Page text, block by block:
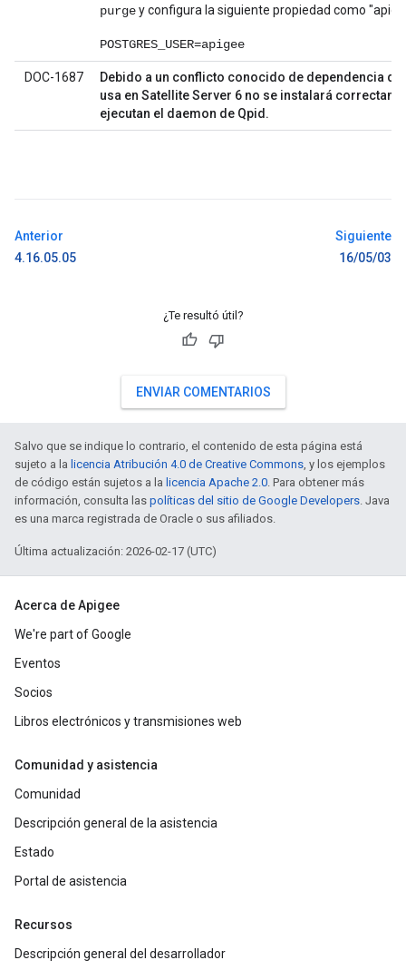
purgey configura la siguiente propiedad como
POSTGRES_USER=apigee
DOC-1687
Debido a un conflicto conocido de dependencia
usa en Satellite Server 6 no se instalará
ejecutan el daemon de Qpid.
Anterior
4.16.05.05
Siguiente
16/05/03
¿Te resultó útil?
ENVIAR COMENTARIOS
Salvo que se indique lo contrario, el contenido de esta página está
sujeto a la licencia Atribución 4.0 de Creative Commons, y los ejemplos
de código están sujetos a la licencia Apache 2.0. Para obtener más
información, consulta las políticas del sitio de Google Developers. Java
es una marca registrada de Oracle o sus afiliados.
Última actualización: 2026-02-17 (UTC)
Acerca de Apigee
We're part of Google
Eventos
Socios
Libros electrónicos y transmisiones web
Comunidad y asistencia
Comunidad
Descripción general de la asistencia
Estado
Portal de asistencia
Recursos
Descripción general del desarrollador